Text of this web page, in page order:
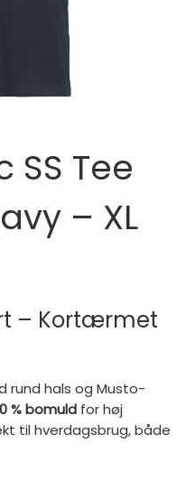
SS Tee
– XL
kr..
249 kr..
– Kortærmet
rund hals og Musto-
% bomuld for høj
til hverdagsbrug, både